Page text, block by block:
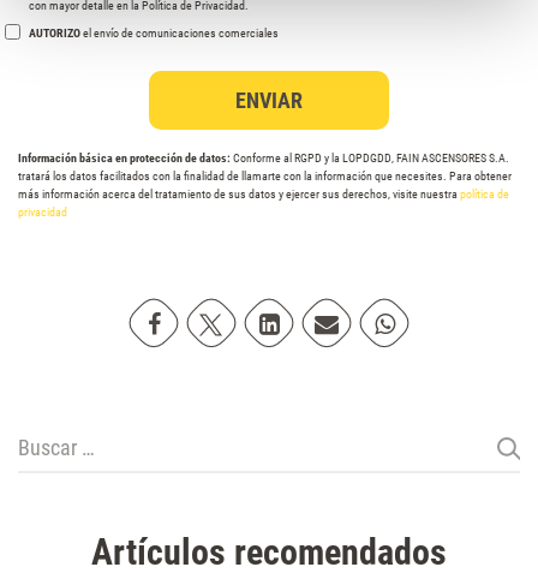
con mayor detalle en la Política de Privacidad.
AUTORIZOel envío de comunicaciones comerciales
Información básica en protección de datos: Conforme al RGPD y la LOPDGDD, FAIN ASCENSORES S.A.
tratará los datos facilitados con la finalidad de llamarte con la información que necesites. Para obtener
más información acerca del tratamiento de sus datos y ejercer sus derechos, visite nuestrapolítica de
privacidad
Compartir en Facebook
Compartir en Twitter
Compartir en Linkedin
Compartir poremail
Compartir en
Buscar:
Artículos recomendados